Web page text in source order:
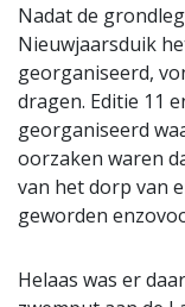
Nadat de
Nieuwjaarsduik
georganiseerd,
dragen. Editie 11
georganiseerd
oorzaken waren
van het dorp van
geworden
Helaas was er